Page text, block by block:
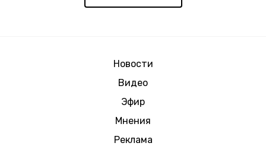
Новости
Видео
Эфир
Мнения
Реклама